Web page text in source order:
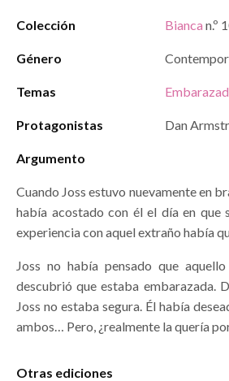
Colección Bianca n.º
Género
Temas
Protagonistas Dan
Argumento
Cuando Joss estuvo nuevamente en
había acostado con él el día en que
experiencia con aquel extraño había
Joss no había pensado que
descubrió que estaba embarazada.
Joss no estaba segura. Él había
ambos… Pero, ¿realmente la quería
Otras ediciones